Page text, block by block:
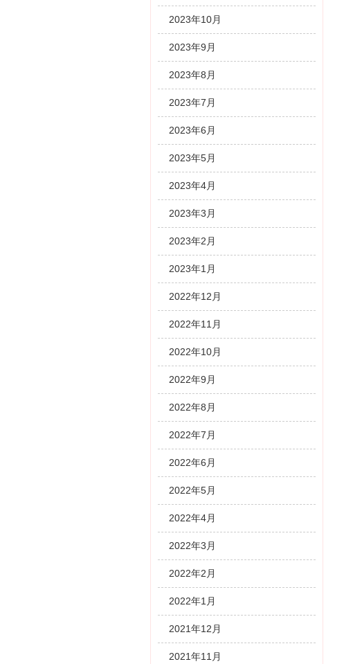
2023年10月
2023年9月
2023年8月
2023年7月
2023年6月
2023年5月
2023年4月
2023年3月
2023年2月
2023年1月
2022年12月
2022年11月
2022年10月
2022年9月
2022年8月
2022年7月
2022年6月
2022年5月
2022年4月
2022年3月
2022年2月
2022年1月
2021年12月
2021年11月